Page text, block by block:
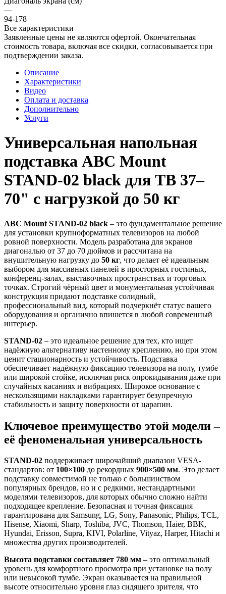
—
94-178
Все характеристики
Заявленные цены не являются офертой. Окончательная
стоимость товара, включая все скидки, согласовывается при
подтверждении заказа.
Описание
Характеристики
Видео
Оплата и доставка
Дополнительно
Услуги
Универсальная напольная
подставка ABC Mount
STAND-02 black для ТВ 37–
70" с нагрузкой до 50 кг
ABC Mount STAND-02 black – это фундаментальное решение
для установки крупноформатных телевизоров на любой
ровной поверхности. Модель разработана для экранов
диагональю от 37 до 70 дюймов и рассчитана на
внушительную нагрузку до 50 кг, что делает её идеальным
выбором для массивных панелей в просторных гостиных,
конференц-залах, выставочных пространствах и торговых
точках. Строгий чёрный цвет и монументальная устойчивая
конструкция придают подставке солидный,
профессиональный вид, который подчеркнёт статус вашего
оборудования и органично впишется в любой современный
интерьер.
STAND-02 – это идеальное решение для тех, кто ищет
надёжную альтернативу настенному креплению, но при этом
ценит стационарность и устойчивость. Подставка
обеспечивает надёжную фиксацию телевизора на полу, тумбе
или широкой стойке, исключая риск опрокидывания даже при
случайных касаниях и вибрациях. Широкое основание с
нескользящими накладками гарантирует безупречную
стабильность и защиту поверхности от царапин.
Ключевое преимущество этой модели –
её феноменальная универсальность
STAND-02 поддерживает широчайший диапазон VESA-
стандартов: от 100×100 до рекордных 900×500 мм. Это делает
подставку совместимой не только с большинством
популярных брендов, но и с редкими, нестандартными
моделями телевизоров, для которых обычно сложно найти
подходящее крепление. Безопасная и точная фиксация
гарантирована для Samsung, LG, Sony, Panasonic, Philips, TCL,
Hisense, Xiaomi, Sharp, Toshiba, JVC, Thomson, Haier, BBK,
Hyundai, Erisson, Supra, KIVI, Polarline, Vityaz, Harper, Hitachi и
множества других производителей.
Высота подставки составляет 780 мм – это оптимальный
уровень для комфортного просмотра при установке на полу
или невысокой тумбе. Экран оказывается на правильной
высоте относительно уровня глаз сидящего зрителя, что